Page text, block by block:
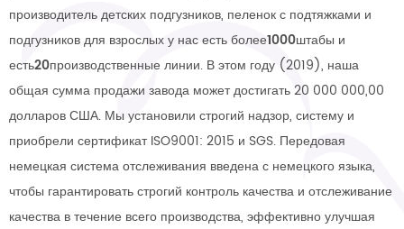
производитель детских подгузников, пеленок с подтяжками и
подгузников для взрослых у нас есть более1000штабы и
есть20производственные линии. В этом году (2019), наша
общая сумма продажи завода может достигать 20 000 000,00
долларов США. Мы установили строгий надзор, систему и
приобрели сертификат ISO9001: 2015 и SGS. Передовая
немецкая система отслеживания введена с немецкого языка,
чтобы гарантировать строгий контроль качества и отслеживание
качества в течение всего производства, эффективно улучшая